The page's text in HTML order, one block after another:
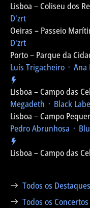
Lisboa – Coliseu dos
D'zrt
Oeiras – Passeio
D'zrt
Porto – Parque da
Luís Trigacheiro ᛫ Ana
Lisboa – Campo das
Megadeth ᛫ Black
Lisboa – Campo
Pedro Abrunhosa ᛫
Lisboa – Campo das
Todos os Destaques
Todos os